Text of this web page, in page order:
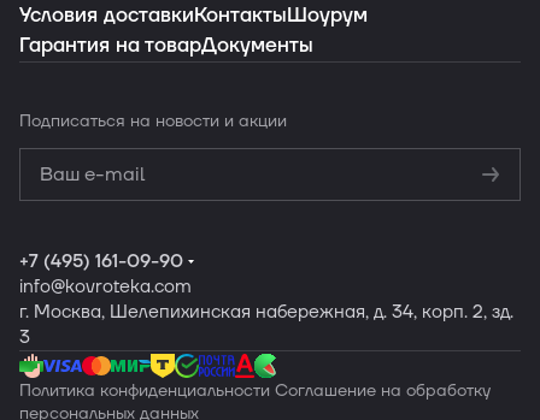
Заказать подборку
Условия доставкиКонтактыШоурум
Гарантия на товарДокументы
Подписаться на новости и акции
конфиденциальности
Обработку
персональных данных
+7 (495) 161-09-90
info@kovroteka.com
г. Москва, Шелепихинская набережная, д. 34, корп. 2, зд.
3
Политика конфиденциальности Соглашение на обработку
персональных данных